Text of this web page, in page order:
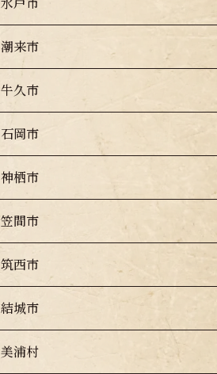
潮来市
牛久市
石岡市
神栖市
笠間市
筑西市
結城市
美浦村